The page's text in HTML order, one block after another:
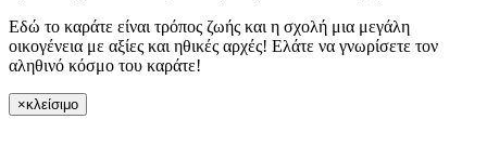
Τα νέα μας
Προπονητής
Εδώ το καράτε είναι τρόπος ζωής και η σχολή μια μεγάλη
οικογένεια με αξίες και ηθικές αρχές! Ελάτε να γνωρίσετε τον
αληθινό κόσμο του καράτε!
×κλείσιμο